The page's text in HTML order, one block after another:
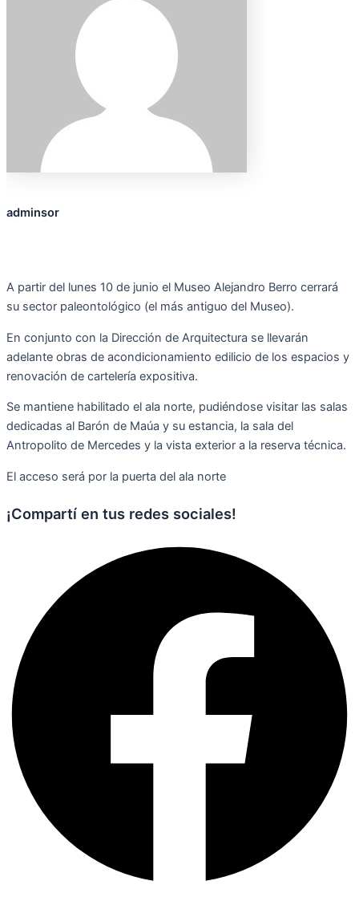
adminsor
A partir del lunes 10 de junio el Museo Alejandro Berro cerrará
su sector paleontológico (el más antiguo del Museo).
En conjunto con la Dirección de Arquitectura se llevarán
adelante obras de acondicionamiento edilicio de los espacios y
renovación de cartelería expositiva.
Se mantiene habilitado el ala norte, pudiéndose visitar las salas
dedicadas al Barón de Maúa y su estancia, la sala del
Antropolito de Mercedes y la vista exterior a la reserva técnica.
El acceso será por la puerta del ala norte
¡Compartí en tus redes sociales!